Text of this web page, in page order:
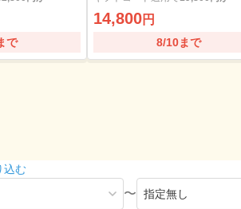
で
14,800円
8/10まで
込む
〜